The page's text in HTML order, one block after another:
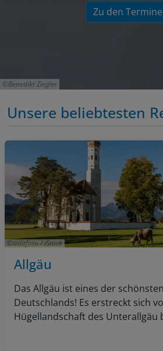
Zu den
Benedikt Ziegler
Unsere beliebtesten
asiafoto / iStock
Allgäu
Das Allgäu ist eines der
Deutschlands! Es erstreckt sich
Hügellandschaft des Unterallgäu
Im Osten liegt die kleine Stadt